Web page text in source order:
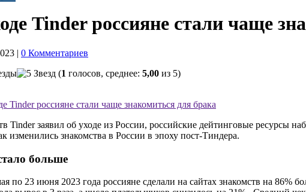
Tinder россияне стали чаще
| 0 Комментариев
(1 голосов, среднее: 5,00 из 5)
Tinder россияне стали чаще знакомиться для брака
Tinder заявил об уходе из России, российские дейтинговые
изменились знакомства в России в эпоху пост-Тиндера.
больше
23 июня 2023 года россияне сделали на сайтах знакомств на 86%